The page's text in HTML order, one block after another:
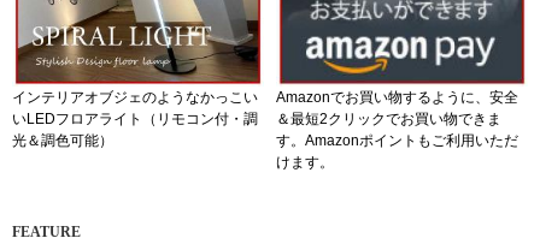
インテリアオブジェのようなかっこい
いLEDフロアライト（リモコン付・調
光＆調色可能）
Amazonでお買い物するように、安全
＆最短2クリックでお買い物できま
す。Amazonポイントもご利用いただ
けます。